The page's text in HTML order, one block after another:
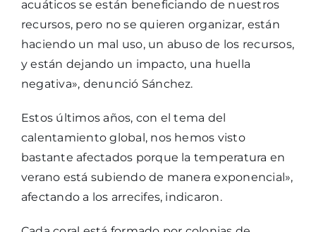
acuáticos se están beneficiando de nuestros
recursos, pero no se quieren organizar, están
haciendo un mal uso, un abuso de los recursos,
y están dejando un impacto, una huella
negativa», denunció Sánchez.
Estos últimos años, con el tema del
calentamiento global, nos hemos visto
bastante afectados porque la temperatura en
verano está subiendo de manera exponencial»,
afectando a los arrecifes, indicaron.